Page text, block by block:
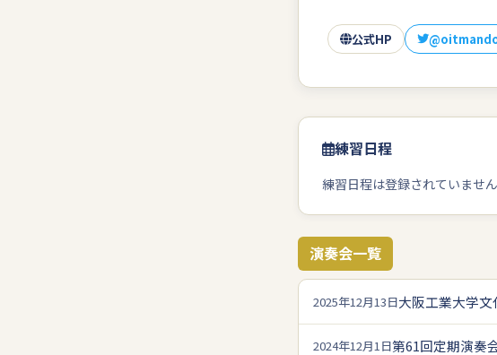
公式HP
練習日程
練習日程は登録されていません
演奏会一覧
2025年12月13日大阪工業大学
2024年12月1日第61回定期演奏